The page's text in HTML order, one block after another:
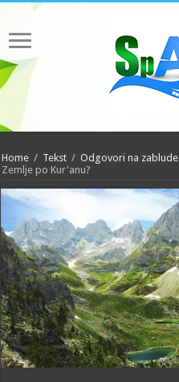
Home / Tekst / Odgovori na zablude
Zemlje po Kur'anu?